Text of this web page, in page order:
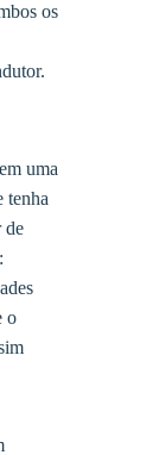
os
uma
tenha
de
o